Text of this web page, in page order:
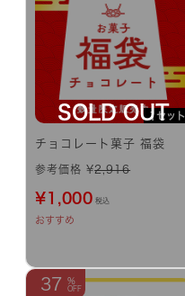
1セット
チョコレート菓子 福袋
参考価格 ¥2,916
¥1,000 税込
おすすめ
37